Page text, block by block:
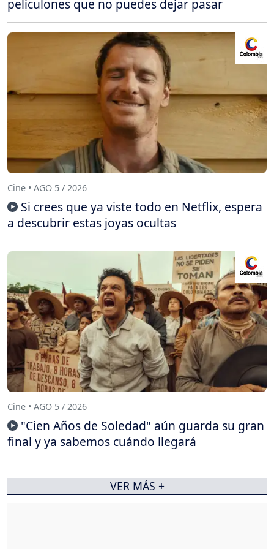
peliculones que no puedes dejar pasar
Cine • AGO 5 / 2026
Si crees que ya viste todo en Netflix, espera
a descubrir estas joyas ocultas
Cine • AGO 5 / 2026
"Cien Años de Soledad" aún guarda su gran
final y ya sabemos cuándo llegará
VER MÁS +